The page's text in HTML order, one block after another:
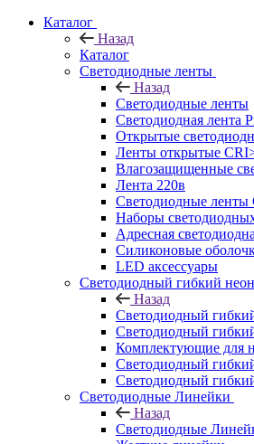
Каталог
Назад
Каталог
Светодиодные ленты
Назад
Светодиодные ленты
Светодиодная лента
Открытые
Ленты открытые
Влагозащищенные
Лента 220в
Светодиодные ленты
Наборы
Адресная
Силиконовые
LED аксессуары
Светодиодный гибкий неон
Назад
Светодиодный
Светодиодный
Комплектующие для
Светодиодный
Светодиодный
Светодиодные Линейки
Назад
Светодиодные